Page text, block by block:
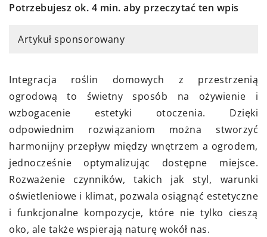
Potrzebujesz ok. 4 min. aby przeczytać ten wpis
Artykuł sponsorowany
Integracja roślin domowych z przestrzenią
ogrodową to świetny sposób na ożywienie i
wzbogacenie estetyki otoczenia. Dzięki
odpowiednim rozwiązaniom można stworzyć
harmonijny przepływ między wnętrzem a ogrodem,
jednocześnie optymalizując dostępne miejsce.
Rozważenie czynników, takich jak styl, warunki
oświetleniowe i klimat, pozwala osiągnąć estetyczne
i funkcjonalne kompozycje, które nie tylko cieszą
oko, ale także wspierają naturę wokół nas.